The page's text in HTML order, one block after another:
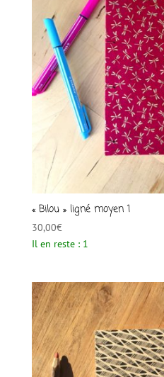
« Bilou » ligné moyen 1
30,00€
Il en reste : 1